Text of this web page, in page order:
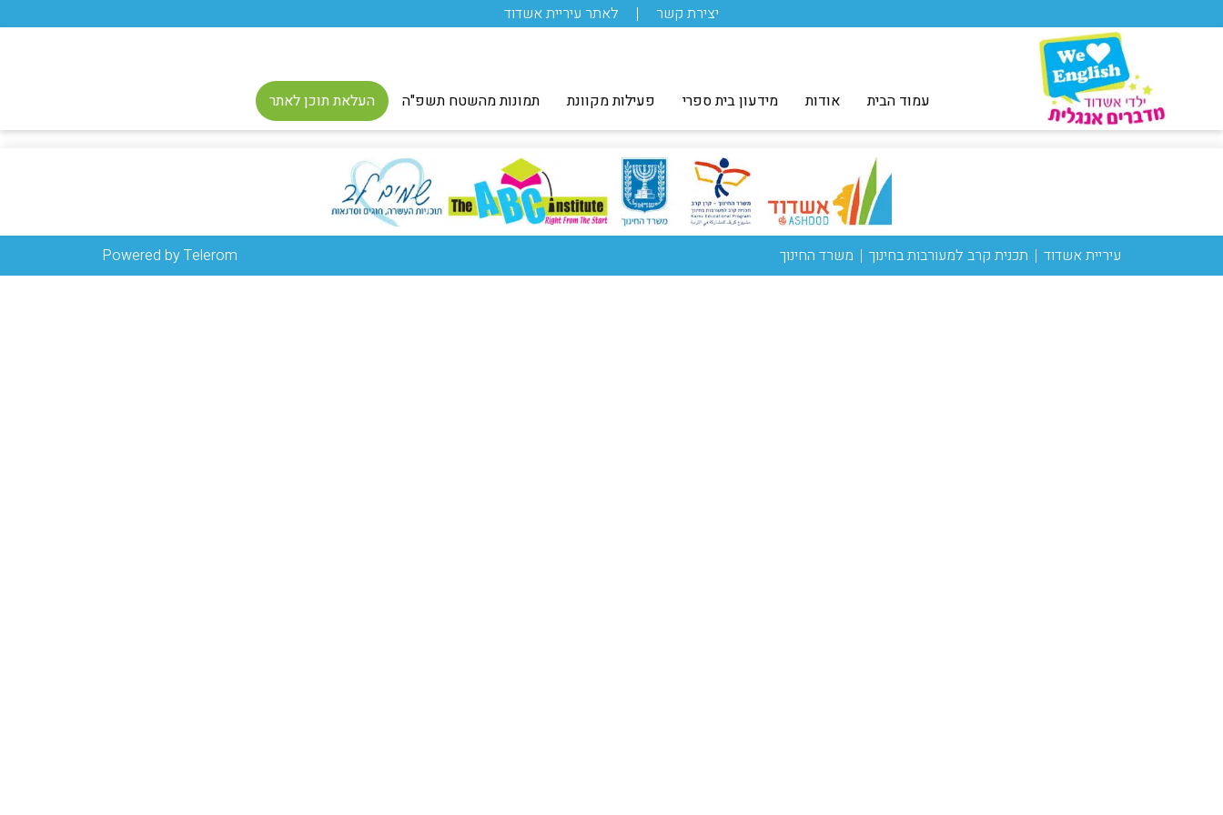
יצירת קשר לאתר עיריית אשדוד
עמוד הבית אודות מידעון בית ספרי פעילות מקוונת תמונות מהשטח תשפ"ה העלאת תוכן לאתר
עיריית אשדוד תכנית קרב למעורבות בחינוך משרד החינוך Powered by Telerom